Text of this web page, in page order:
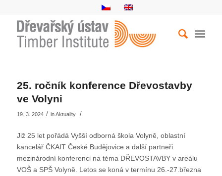
25. ročník konference Dřevostavby
ve Volyni
19. 3. 2024 / inAktuality /
Již 25 let pořádá Vyšší odborná škola Volyně, oblastní
kancelář ČKAIT České Budějovice a další partneři
mezinárodní konferenci na téma DŘEVOSTAVBY v areálu
VOŠ a SPŠ Volyně. Letos se koná v termínu 26.-27.března